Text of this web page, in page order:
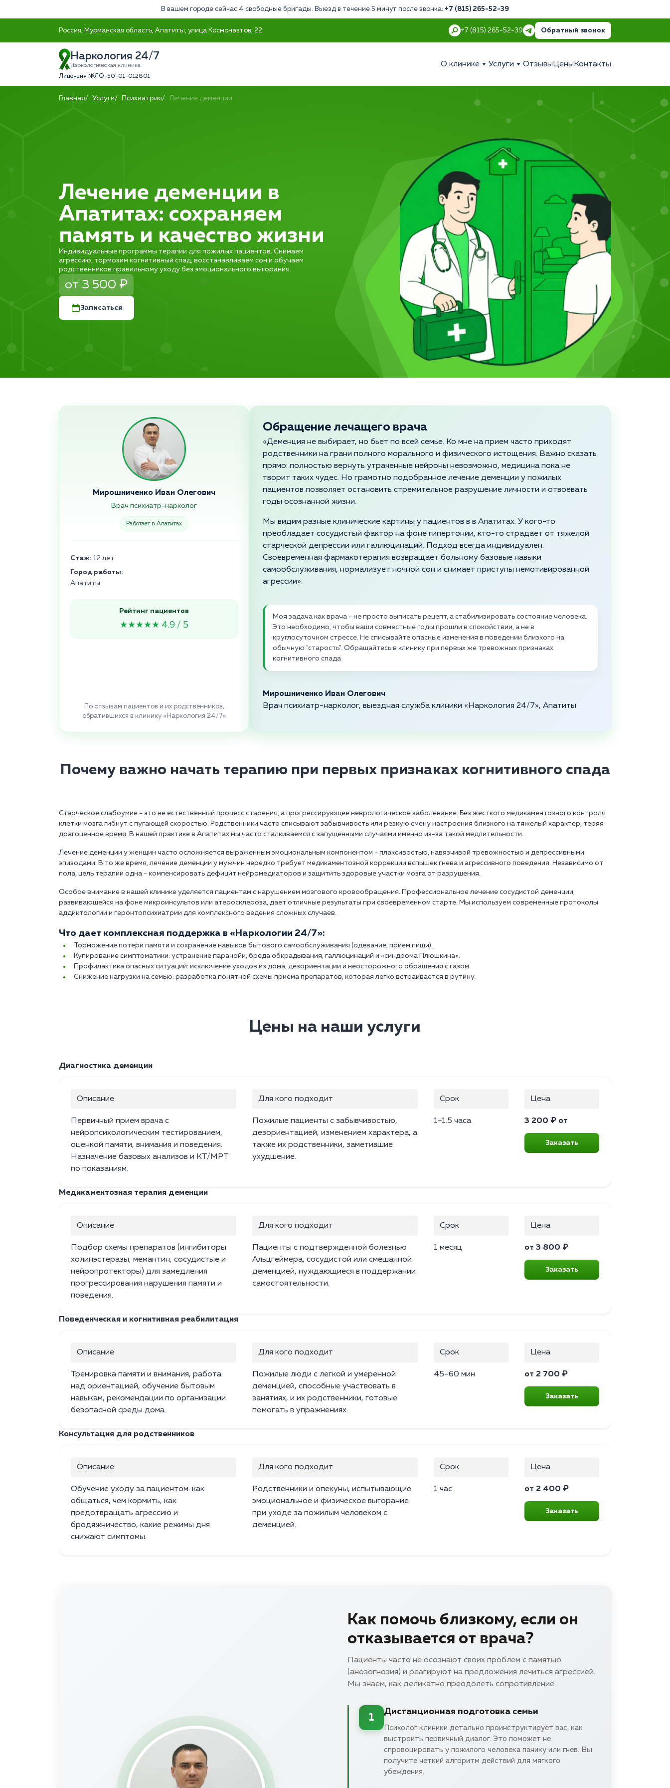
В вашем городе сейчас 4 свободные бригады. Выезд в течение 5 минут после звонка: +7 (815) 265-52-39
Россия, Мурманская область, Апатиты, улица Космонавтов, 22 +7 (815) 265-52-39 Обратный звонок
Наркология 24/7
Наркологическая клиника
Лицензия №ЛО-50-01-012801
О клинике Услуги Отзывы Цены Контакты
Главная Услуги Психиатрия Лечение деменции
Лечение деменции в
Апатитах: сохраняем
память и качество жизни
Индивидуальные программы терапии для пожилых пациентов. Снимаем
агрессию, тормозим когнитивный спад, восстанавливаем сон и обучаем
родственников правильному уходу без эмоционального выгорания.
от 3 500 ₽
Записаться
Мирошниченко Иван Олегович
Врач психиатр-нарколог
Работает в Апатитах
Стаж: 12 лет
Город работы:
Апатиты
Рейтинг пациентов
★★★★★ 4.9 / 5
По отзывам пациентов и их родственников,
обратившихся в клинику «Наркология 24/7»
Обращение лечащего врача
«Деменция не выбирает, но бьет по всей семье. Ко мне на прием часто приходят
родственники на грани полного морального и физического истощения. Важно сказать
прямо: полностью вернуть утраченные нейроны невозможно, медицина пока не
творит таких чудес. Но грамотно подобранное лечение деменции у пожилых
пациентов позволяет остановить стремительное разрушение личности и отвоевать
годы осознанной жизни.
Мы видим разные клинические картины у пациентов в в Апатитах. У кого-то
преобладает сосудистый фактор на фоне гипертонии, кто-то страдает от тяжелой
старческой депрессии или галлюцинаций. Подход всегда индивидуален.
Своевременная фармакотерапия возвращает больному базовые навыки
самообслуживания, нормализует ночной сон и снимает приступы немотивированной
агрессии».
Моя задача как врача - не просто выписать рецепт, а стабилизировать состояние человека.
Это необходимо, чтобы ваши совместные годы прошли в спокойствии, а не в
круглосуточном стрессе. Не списывайте опасные изменения в поведении близкого на
обычную "старость". Обращайтесь в клинику при первых же тревожных признаках
когнитивного спада
Мирошниченко Иван Олегович
Врач психиатр-нарколог, выездная служба клиники «Наркология 24/7», Апатиты
Почему важно начать терапию при первых признаках когнитивного спада
Старческое слабоумие - это не естественный процесс старения, а прогрессирующее неврологическое заболевание. Без жесткого медикаментозного контроля
клетки мозга гибнут с пугающей скоростью. Родственники часто списывают забывчивость или резкую смену настроения близкого на тяжелый характер, теряя
драгоценное время. В нашей практике в Апатитах мы часто сталкиваемся с запущенными случаями именно из-за такой медлительности.
Лечение деменции у женщин часто осложняется выраженным эмоциональным компонентом - плаксивостью, навязчивой тревожностью и депрессивными
эпизодами. В то же время, лечение деменции у мужчин нередко требует медикаментозной коррекции вспышек гнева и агрессивного поведения. Независимо от
пола, цель терапии одна - компенсировать дефицит нейромедиаторов и защитить здоровые участки мозга от разрушения.
Особое внимание в нашей клинике уделяется пациентам с нарушением мозгового кровообращения. Профессиональное лечение сосудистой деменции,
развивающейся на фоне микроинсультов или атеросклероза, дает отличные результаты при своевременном старте. Мы используем современные протоколы
аддиктологии и геронтопсихиатрии для комплексного ведения сложных случаев.
Что дает комплексная поддержка в «Наркологии 24/7»:
Торможение потери памяти и сохранение навыков бытового самообслуживания (одевание, прием пищи).
Купирование симптоматики: устранение паранойи, бреда обкрадывания, галлюцинаций и «синдрома Плюшкина».
Профилактика опасных ситуаций: исключение уходов из дома, дезориентации и неосторожного обращения с газом.
Снижение нагрузки на семью: разработка понятной схемы приема препаратов, которая легко встраивается в рутину.
Цены на наши услуги
Диагностика деменции
Описание
Первичный прием врача с
нейропсихологическим тестированием,
оценкой памяти, внимания и поведения.
Назначение базовых анализов и КТ/МРТ
по показаниям.
Для кого подходит
Пожилые пациенты с забывчивостью,
дезориентацией, изменением характера, а
также их родственники, заметившие
ухудшение.
Срок
1–1.5 часа
Цена
3 200 ₽ от
Заказать
Медикаментозная терапия деменции
Описание
Подбор схемы препаратов (ингибиторы
холинэстеразы, мемантин, сосудистые и
нейропротекторы) для замедления
прогрессирования нарушения памяти и
поведения.
Для кого подходит
Пациенты с подтвержденной болезнью
Альцгеймера, сосудистой или смешанной
деменцией, нуждающиеся в поддержании
самостоятельности.
Срок
1 месяц
Цена
от 3 800 ₽
Заказать
Поведенческая и когнитивная реабилитация
Описание
Тренировка памяти и внимания, работа
над ориентацией, обучение бытовым
навыкам, рекомендации по организации
безопасной среды дома.
Для кого подходит
Пожилые люди с легкой и умеренной
деменцией, способные участвовать в
занятиях, и их родственники, готовые
помогать в упражнениях.
Срок
45–60 мин
Цена
от 2 700 ₽
Заказать
Консультация для родственников
Описание
Обучение уходу за пациентом: как
общаться, чем кормить, как
предотвращать агрессию и
бродяжничество, какие режимы дня
снижают симптомы.
Для кого подходит
Родственники и опекуны, испытывающие
эмоциональное и физическое выгорание
при уходе за пожилым человеком с
деменцией.
Срок
1 час
Цена
от 2 400 ₽
Заказать
Как помочь близкому, если он
отказывается от врача?
Пациенты часто не осознают своих проблем с памятью
(анозогнозия) и реагируют на предложения лечиться агрессией.
Мы знаем, как деликатно преодолеть сопротивление.
1
Дистанционная подготовка семьи
Психолог клиники детально проинструктирует вас, как
выстроить первичный диалог. Это поможет не
спровоцировать у пожилого человека панику или гнев. Вы
получите четкий алгоритм действий для мягкого
убеждения.